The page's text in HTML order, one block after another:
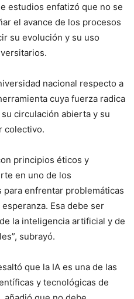
estudios enfatizó que no se
el avance de los procesos
su evolución y su uso
nacional respecto a
cuya fuerza radica
circulación abierta y su
colectivo.
principios éticos y
en uno de los
enfrentar problemáticas
Esa debe ser
la inteligencia artificial y de
subrayó.
que la IA es una de las
y tecnológicas de